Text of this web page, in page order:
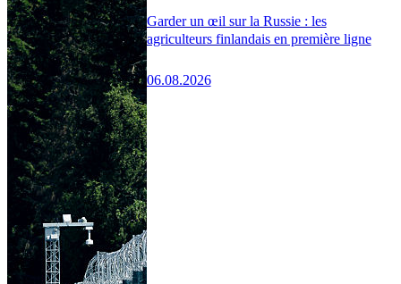
Garder un œil sur la Russie : les
agriculteurs finlandais en première ligne
06.08.2026